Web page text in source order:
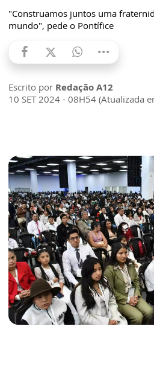
"Construamos juntos uma
mundo", pede o Pontífice
Escrito por Redação A12
10 SET 2024 - 08H54 (Atualizada